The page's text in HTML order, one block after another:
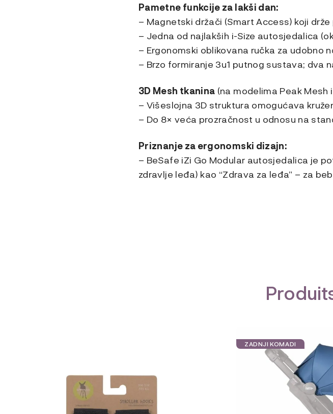
Pametne funkcije za lakši dan:
– Magnetski držači (Smart Access) koji
– Jedna od najlakših i-Size autosjedalica
– Ergonomski oblikovana ručka za udobno
– Brzo formiranje 3u1 putnog sustava; dva
3D Mesh tkanina (na modelima Peak Mesh
– Višeslojna 3D struktura omogućava
– Do 8× veća prozračnost u odnosu na
Priznanje za ergonomski dizajn:
– BeSafe iZi Go Modular autosjedalica je
zdravlje leđa) kao “Zdrava za leđa” – za
ZADNJI KOMADI